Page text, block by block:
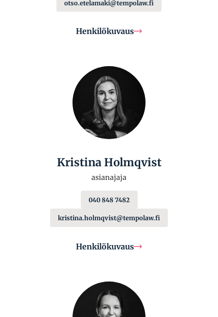
otso.etelamaki@tempolaw.fi
Henkilökuvaus
Kristina Holmqvist
asianajaja
040 848 7482
kristina.holmqvist@tempolaw.fi
Henkilökuvaus